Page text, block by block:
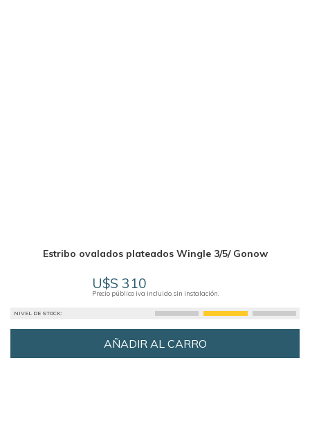
Estribo ovalados plateados Wingle 3/5/ Gonow
U$S 310
Precio público iva incluido, sin instalación.
NIVEL DE STOCK:
AÑADIR AL CARRO